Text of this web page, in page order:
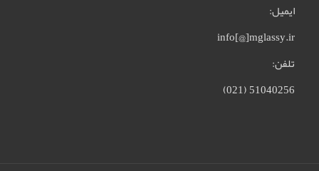
ایمیل:
info[@]mglassy.ir
تلفن:
51040256 (021)